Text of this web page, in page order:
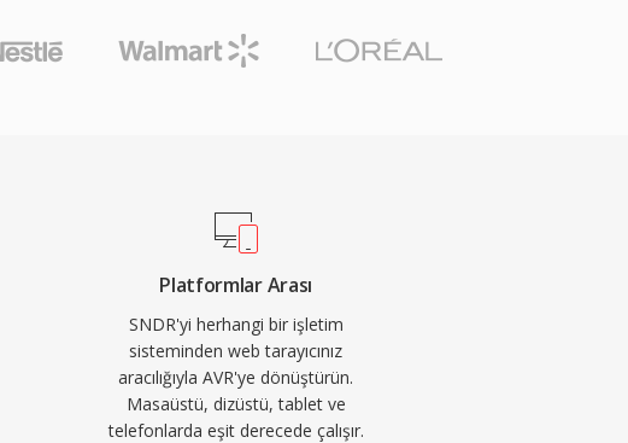
Platformlar Arası
SNDR'yi herhangi bir işletim
sisteminden web tarayıcınız
aracılığıyla AVR'ye dönüştürün.
Masaüstü, dizüstü, tablet ve
telefonlarda eşit derecede çalışır.